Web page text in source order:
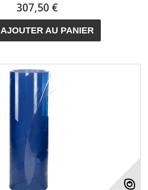
307,50 €
AJOUTER AU PANIER